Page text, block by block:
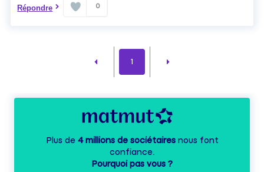
Répondre 0
1
Plus de 4 millions de sociétairesnous font
confiance.
Pourquoi pas vous ?